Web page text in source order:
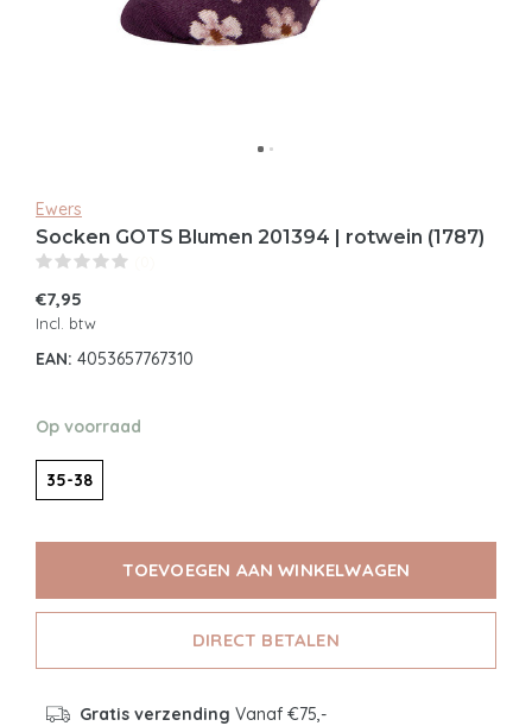
Ewers
Socken GOTS Blumen 201394 | rotwein (1787)
€7,95
Incl. btw
EAN: 4053657767310
Op voorraad
35-38
TOEVOEGEN AAN WINKELWAGEN
DIRECT BETALEN
Gratis verzending Vanaf €75,-